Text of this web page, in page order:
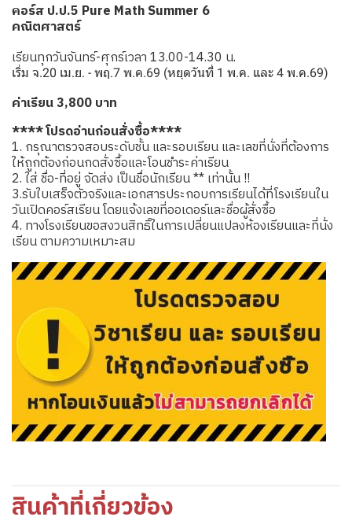
คอร์ส ป.ป.5 Pure Math Summer 6
คณิตศาสตร์
เรียนทุกวันจันทร์-ศุกร์เวลา 13.00-14.30 น.
เริ่ม จ.20 เม.ย. - พฤ.7 พ.ค.69 (หยุดวันที่ 1 พ.ค. และ 4 พ.ค.69)
ค่าเรียน 3,800 บาท
**** โปรดอ่านก่อนสั่งซื้อ****
1. กรุณาตรวจสอบระดับชั้น และรอบเรียน และเลขที่นั่งที่ต้องการ
ให้ถูกต้องก่อนกดสั่งซื้อและโอนชำระค่าเรียน
2. ใส่ ชื่อ-ที่อยู่ จัดส่ง เป็นชื่อนักเรียน ** เท่านั้น !!
3.รับใบเสร็จตัวจริงและเอกสารประกอบการเรียนได้ที่โรงเรียนใน
วันเปิดคอร์สเรียน โดยแจ้งเลขที่ออเดอร์และชื่อผู้สั่งซื้อ
4. ทางโรงเรียนขอสงวนสิทธิ์ในการเปลี่ยนแปลงห้องเรียนและที่นั่ง
เรียน ตามความเหมาะสม
สินค้าที่เกี่ยวข้อง